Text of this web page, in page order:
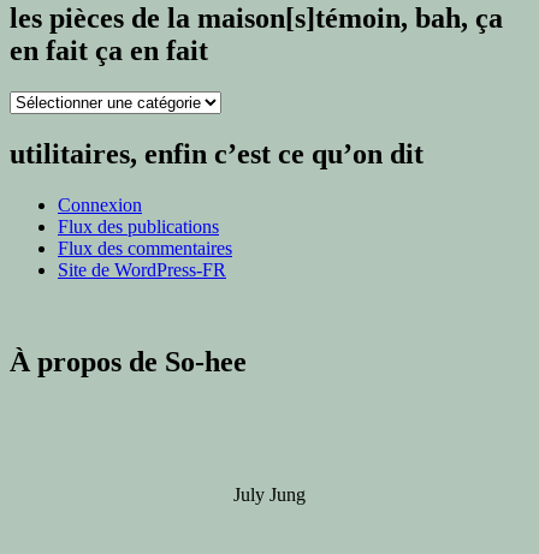
les pièces de la maison[s]témoin, bah, ça
en fait ça en fait
les
la
bah,
utilitaires, enfin c’est ce qu’on dit
Connexion
Flux des publications
Flux des commentaires
Site de WordPress-FR
À propos de So-hee
July Jung